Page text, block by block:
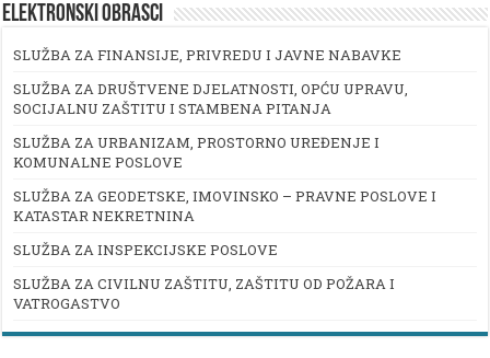
ELEKTRONSKI OBRASCI
SLUŽBA ZA FINANSIJE, PRIVREDU I JAVNE NABAVKE
SLUŽBA ZA DRUŠTVENE DJELATNOSTI, OPĆU UPRAVU,
SOCIJALNU ZAŠTITU I STAMBENA PITANJA
SLUŽBA ZA URBANIZAM, PROSTORNO UREĐENJE I
KOMUNALNE POSLOVE
SLUŽBA ZA GEODETSKE, IMOVINSKO – PRAVNE POSLOVE I
KATASTAR NEKRETNINA
SLUŽBA ZA INSPEKCIJSKE POSLOVE
SLUŽBA ZA CIVILNU ZAŠTITU, ZAŠTITU OD POŽARA I
VATROGASTVO